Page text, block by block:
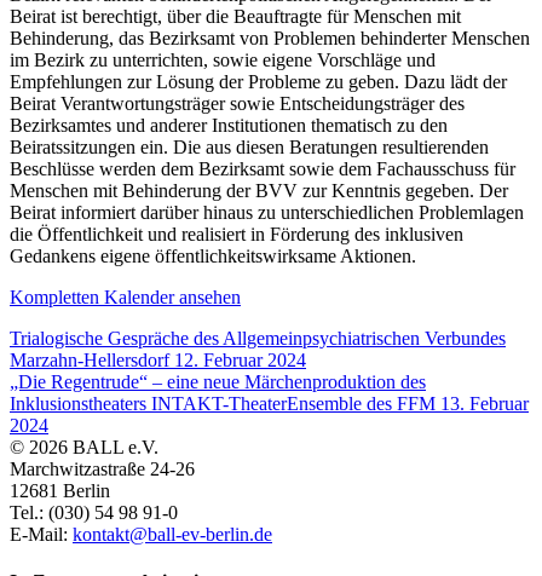
Beirat ist berechtigt, über die Beauftragte für Menschen mit
Behinderung, das Bezirksamt von Problemen behinderter Menschen
im Bezirk zu unterrichten, sowie eigene Vorschläge und
Empfehlungen zur Lösung der Probleme zu geben. Dazu lädt der
Beirat Verantwortungsträger sowie Entscheidungsträger des
Bezirksamtes und anderer Institutionen thematisch zu den
Beiratssitzungen ein. Die aus diesen Beratungen resultierenden
Beschlüsse werden dem Bezirksamt sowie dem Fachausschuss für
Menschen mit Behinderung der BVV zur Kenntnis gegeben. Der
Beirat informiert darüber hinaus zu unterschiedlichen Problemlagen
die Öffentlichkeit und realisiert in Förderung des inklusiven
Gedankens eigene öffentlichkeitswirksame Aktionen.
Kompletten Kalender ansehen
Trialogische Gespräche des Allgemeinpsychiatrischen Verbundes
Marzahn-Hellersdorf 12. Februar 2024
„Die Regentrude“ – eine neue Märchenproduktion des
Inklusionstheaters INTAKT-TheaterEnsemble des FFM 13. Februar
2024
© 2026 BALL e.V.
Marchwitzastraße 24-26
12681 Berlin
Tel.: (030) 54 98 91-0
E-Mail: kontakt@ball-ev-berlin.de